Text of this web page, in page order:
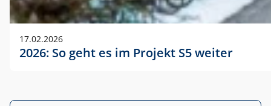
17.02.2026
2026: So geht es im Projekt S5 weiter